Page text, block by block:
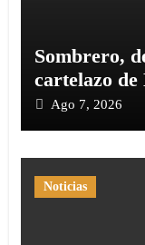
Sombrero,
cartelazo
Ago 7, 2026
Noticias